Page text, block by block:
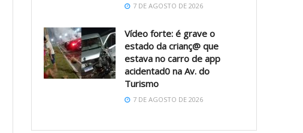
7 DE AGOSTO DE 2026
Vídeo forte: é grave o
estado da crianç@ que
estava no carro de app
acidentad0 na Av. do
Turismo
7 DE AGOSTO DE 2026